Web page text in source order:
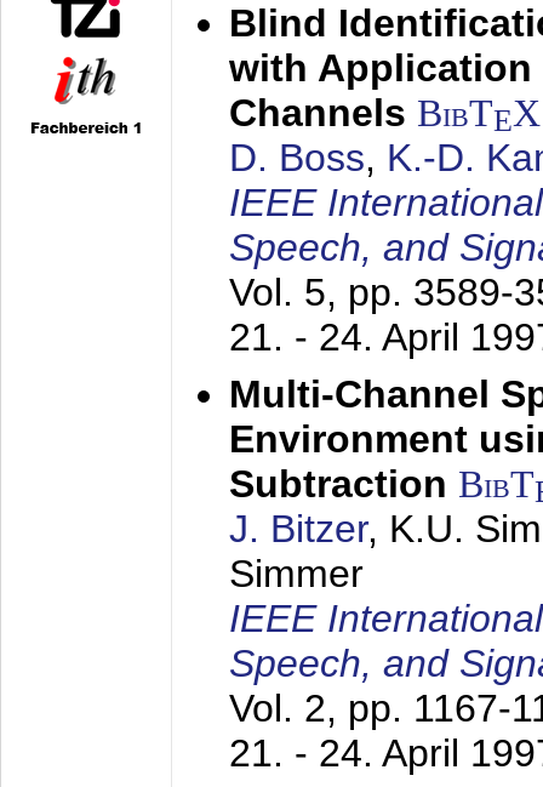
Blind
with Application
Channels BibTEX
D. Boss, K.-D.
IEEE
Speech, and
Vol. 5, pp. 3589-
21. - 24. April
Multi-Channel
Environment
Subtraction BibT
J. Bitzer, K.U.
Simmer
IEEE
Speech, and
Vol. 2, pp. 1167-
21. - 24. April